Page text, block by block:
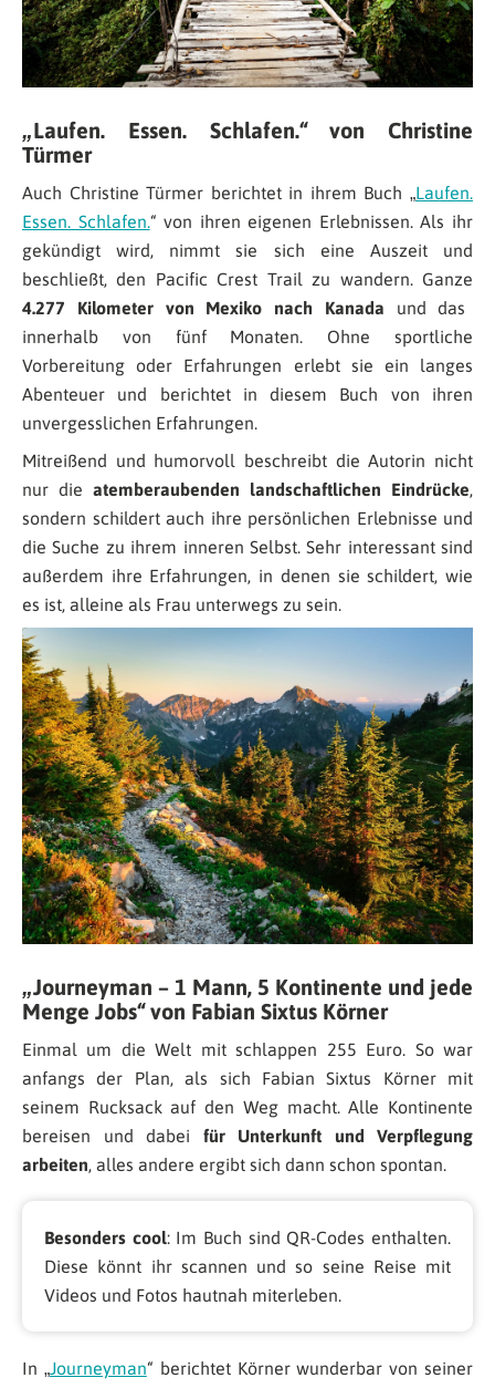
„Laufen. Essen. Schlafen.“ von Christine
Türmer
Auch Christine Türmer berichtet in ihrem Buch „Laufen.
Essen. Schlafen.“ von ihren eigenen Erlebnissen. Als ihr
gekündigt wird, nimmt sie sich eine Auszeit und
beschließt, den Pacific Crest Trail zu wandern. Ganze
4.277 Kilometer von Mexiko nach Kanada und das
innerhalb von fünf Monaten. Ohne sportliche
Vorbereitung oder Erfahrungen erlebt sie ein langes
Abenteuer und berichtet in diesem Buch von ihren
unvergesslichen Erfahrungen.
Mitreißend und humorvoll beschreibt die Autorin nicht
nur die atemberaubenden landschaftlichen Eindrücke,
sondern schildert auch ihre persönlichen Erlebnisse und
die Suche zu ihrem inneren Selbst. Sehr interessant sind
außerdem ihre Erfahrungen, in denen sie schildert, wie
es ist, alleine als Frau unterwegs zu sein.
„Journeyman – 1 Mann, 5 Kontinente und jede
Menge Jobs“ von Fabian Sixtus Körner
Einmal um die Welt mit schlappen 255 Euro. So war
anfangs der Plan, als sich Fabian Sixtus Körner mit
seinem Rucksack auf den Weg macht. Alle Kontinente
bereisen und dabei für Unterkunft und Verpflegung
arbeiten, alles andere ergibt sich dann schon spontan.
Besonders cool: Im Buch sind QR-Codes enthalten.
Diese könnt ihr scannen und so seine Reise mit
Videos und Fotos hautnah miterleben.
In „Journeyman“ berichtet Körner wunderbar von seiner